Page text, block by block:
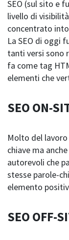
SEO (sul sito e
livello di
concentrato
La SEO di oggi
tanti versi sono
fa come tag
elementi che
SEO ON-
Molto del
chiave ma
autorevoli che
stesse parole-
elemento
SEO OFF-